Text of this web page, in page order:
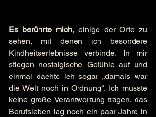
Es berührte mich, einige der Orte zu
sehen, mit denen ich besondere
Kindheitserlebnisse verbinde. In mir
stiegen nostalgische Gefühle auf und
einmal dachte ich sogar „damals war
die Welt noch in Ordnung“. Ich musste
keine große Verantwortung tragen, das
Berufsleben lag noch ein paar Jahre in